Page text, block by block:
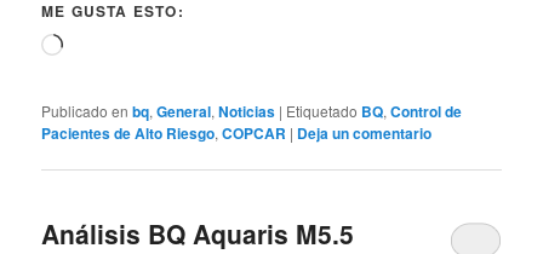
ME GUSTA ESTO:
Cargando...
Publicado en bq,General,Noticias | Etiquetado BQ,Control de
Pacientes de Alto Riesgo,COPCAR | Deja un comentario
Análisis BQ Aquaris M5.5